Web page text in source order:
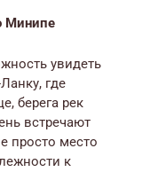
Минипе
увидеть
где
берега рек
встречают
просто место
к